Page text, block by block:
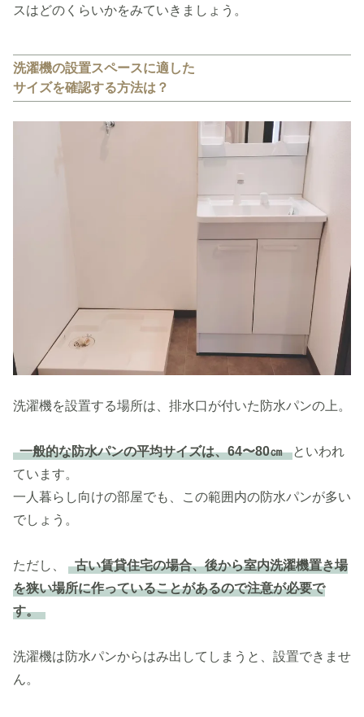
スはどのくらいかをみていきましょう。
洗濯機の設置スペースに適した
サイズを確認する方法は？
洗濯機を設置する場所は、排水口が付いた防水パンの上。
一般的な防水パンの平均サイズは、64〜80㎝ といわれ
ています。
一人暮らし向けの部屋でも、この範囲内の防水パンが多い
でしょう。
ただし、
古い賃貸住宅の場合、後から室内洗濯機置き場
を狭い場所に作っていることがあるので注意が必要で
す。
洗濯機は防水パンからはみ出してしまうと、設置できませ
ん。